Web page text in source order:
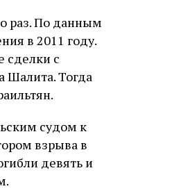
раз. По данным
в 2011 году.
сделки с
Тогда
судом к
взрыва в
девять и
Буэнос‑Айреса
В этой атмосфере напряжения
еврейская община
символический жест: в
бронзовую плиту с ангелом,
иврите. Это был акт
лояльности: демонстрация
еврейская община не
осуждает радикалов и